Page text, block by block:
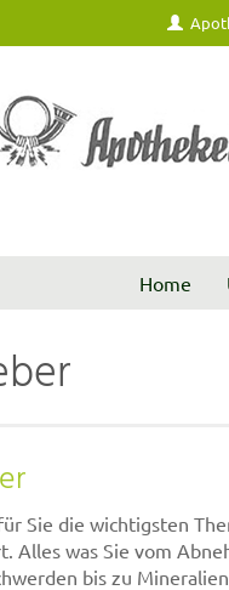
Home
Sie die wichtigsten
Alles was Sie vom
bis zu